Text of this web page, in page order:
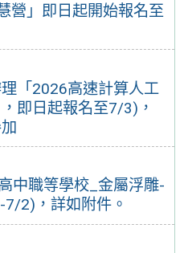
營」即⽇起開始報名⾄
「2026高速計算人工
即日起報名至7/3)，
中職等學校_金屬浮雕-
2)，詳如附件。